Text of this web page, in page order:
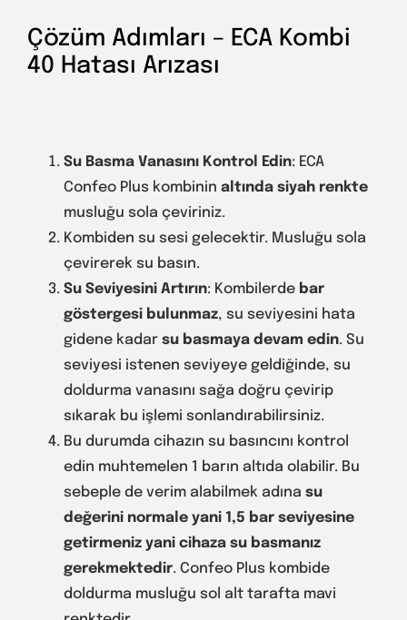
Çözüm Adımları – ECA Kombi
40 Hatası Arızası
Su Basma Vanasını Kontrol Edin: ECA
Confeo Plus kombinin altında siyah renkte
musluğu sola çeviriniz.
Kombiden su sesi gelecektir. Musluğu sola
çevirerek su basın.
Su Seviyesini Artırın: Kombilerde bar
göstergesi bulunmaz, su seviyesini hata
gidene kadar su basmaya devam edin. Su
seviyesi istenen seviyeye geldiğinde, su
doldurma vanasını sağa doğru çevirip
sıkarak bu işlemi sonlandırabilirsiniz.
Bu durumda cihazın su basıncını kontrol
edin muhtemelen 1 barın altıda olabilir. Bu
sebeple de verim alabilmek adına su
değerini normale yani 1,5 bar seviyesine
getirmeniz yani cihaza su basmanız
gerekmektedir. Confeo Plus kombide
doldurma musluğu sol alt tarafta mavi